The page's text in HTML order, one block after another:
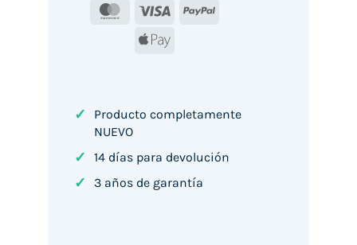
MasterCard
Visa
PayPal
Apple
✓
Producto completamente
NUEVO
✓ 14 días para devolución
✓ 3 años de garantía